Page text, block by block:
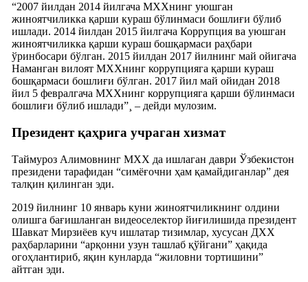
“2007 йилдан 2014 йилгача МХХнинг уюшган
жиноятчиликка қарши кураш бўлинмаси бошлиғи бўлиб
ишлади. 2014 йилдан 2015 йилгача Коррупция ва уюшган
жиноятчиликка қарши кураш бошқармаси раҳбари
ўринбосари бўлган. 2015 йилдан 2017 йилнинг май ойигача
Наманган вилоят МХХнинг коррупцияга қарши кураш
бошқармаси бошлиғи бўлган. 2017 йил май ойидан 2018
йил 5 февралгача МХХнинг коррупцияга қарши бўлинмаси
бошлиғи бўлиб ишлади”¸ – дейди мулозим.
Президент қаҳрига учраган хизмат
Таймуроз Алимовнинг МХХ да ишлаган даври Ўзбекистон
президени тарафидан “симëғочни ҳам қамайдиганлар” дея
талқин қилинган эди.
2019 йилнинг 10 январь куни жиноятчиликнинг олдини
олишга бағишланган видеоселектор йиғилишида президент
Шавкат Мирзиëев куч ишлатар тизимлар, хусусан ДХХ
раҳбарларини “арқонни узун ташлаб қўйгани” ҳақида
огоҳлантириб, яқин кунларда “жиловни тортишини”
айтган эди.